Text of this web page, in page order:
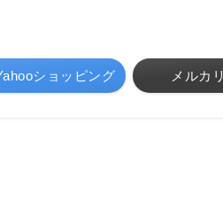
ショッピング メルカリ